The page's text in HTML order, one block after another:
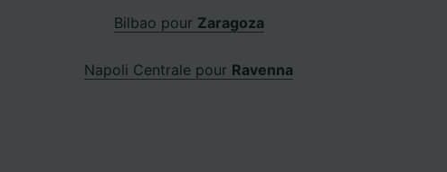
Bilbao pour Zaragoza
Napoli Centrale pour Ravenna